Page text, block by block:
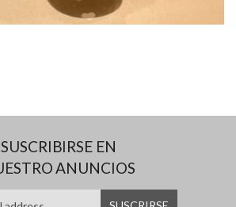
SUSCRIBIRSE EN
ANUNCIOS